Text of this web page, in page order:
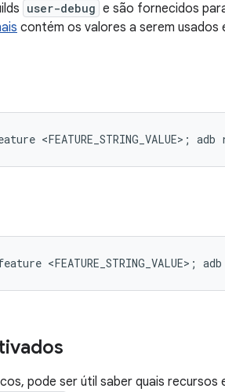
user-debug e são fornecidos
contém os valores a serem usados
pode ser útil saber quais recursos